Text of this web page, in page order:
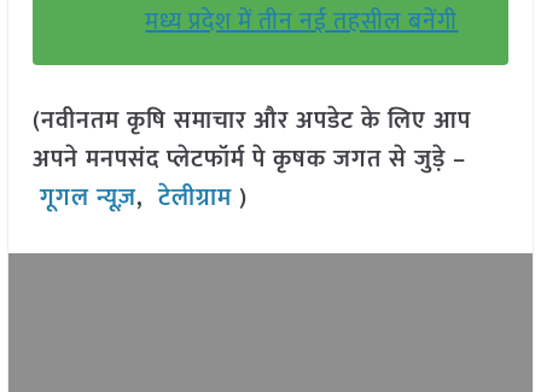
मध्य प्रदेश में तीन नई तहसील बनेंगी
(नवीनतम कृषि समाचार और अपडेट के लिए आप
अपने मनपसंद प्लेटफॉर्म पे कृषक जगत से जुड़े –
गूगल न्यूज़,टेलीग्राम )